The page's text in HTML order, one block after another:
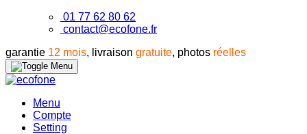
01 77 62 80 62
contact@ecofone.fr
garantie 12 mois, livraison gratuite, photos réelles
Menu
Compte
Setting